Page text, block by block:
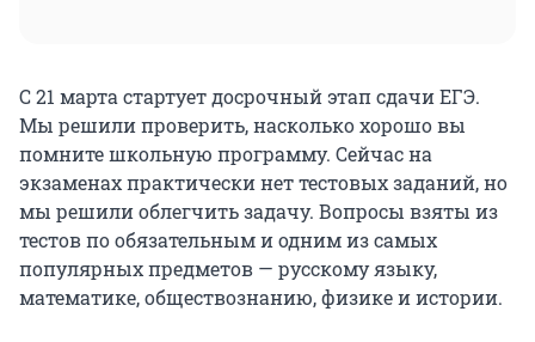
С 21 марта стартует досрочный этап сдачи ЕГЭ.
Мы решили проверить, насколько хорошо вы
помните школьную программу. Сейчас на
экзаменах практически нет тестовых заданий, но
мы решили облегчить задачу. Вопросы взяты из
тестов по обязательным и одним из самых
популярных предметов — русскому языку,
математике, обществознанию, физике и истории.